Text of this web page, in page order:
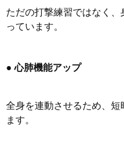
ただの打撃練習ではなく
っています。
● 心肺機能アップ
全身を連動させるため、
ます。